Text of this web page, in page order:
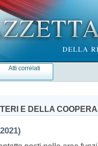
Atti correlati
E DELLA